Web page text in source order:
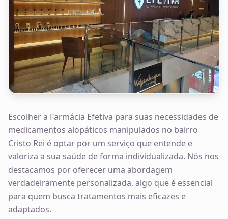
Escolher a Farmácia Efetiva para suas necessidades de
medicamentos alopáticos manipulados no bairro
Cristo Rei é optar por um serviço que entende e
valoriza a sua saúde de forma individualizada. Nós nos
destacamos por oferecer uma abordagem
verdadeiramente personalizada, algo que é essencial
para quem busca tratamentos mais eficazes e
adaptados.